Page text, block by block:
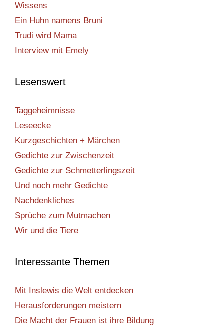
Wissens
Ein Huhn namens Bruni
Trudi wird Mama
Interview mit Emely
Lesenswert
Taggeheimnisse
Leseecke
Kurzgeschichten + Märchen
Gedichte zur Zwischenzeit
Gedichte zur Schmetterlingszeit
Und noch mehr Gedichte
Nachdenkliches
Sprüche zum Mutmachen
Wir und die Tiere
Interessante Themen
Mit Inslewis die Welt entdecken
Herausforderungen meistern
Die Macht der Frauen ist ihre Bildung